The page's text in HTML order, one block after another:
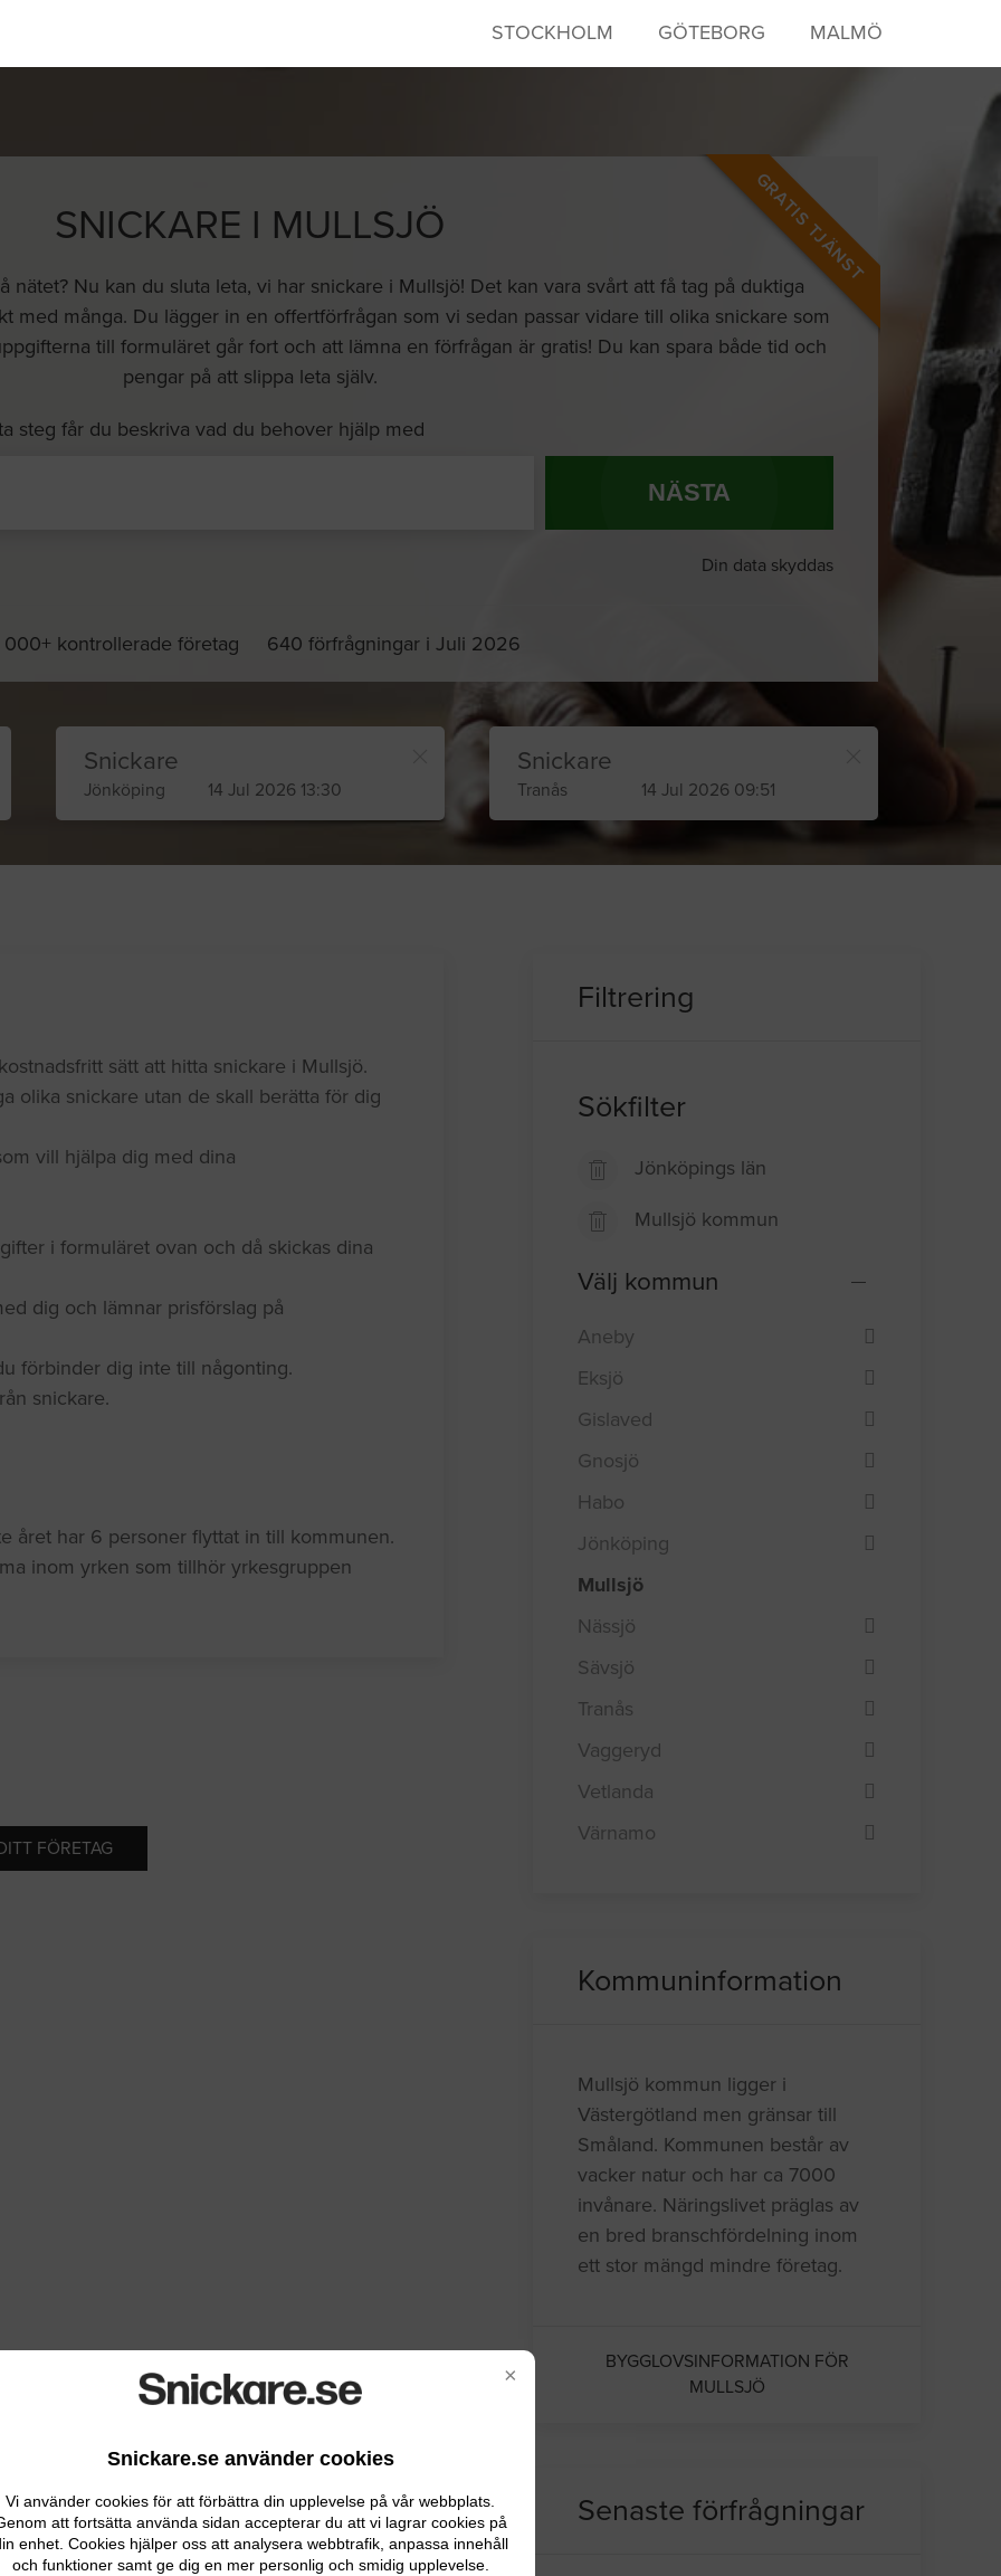
×
Snickare.se använder cookies
Vi använder cookies för att förbättra din upplevelse på vår webbplats.
att fortsätta använda sidan accepterar du att vi lagrar cookies på
enhet. Cookies hjälper oss att analysera webbtrafik, anpassa innehåll
och funktioner samt ge dig en mer personlig och smidig upplevelse.
STOCKHOLM GÖTEBORG MALMÖ
GRATIS TJÄNST
SNICKARE I MULLSJÖ
nätet? Nu kan du sluta leta, vi har snickare i Mullsjö! Det kan vara svårt att få tag på duktiga
med många. Du lägger in en offertförfrågan som vi sedan passar vidare till olika snickare som
till formuläret går fort och att lämna en förfrågan är gratis! Du kan spara både tid och
pengar på att slippa leta själv.
steg får du beskriva vad du behover hjälp med
NÄSTA
Din data skyddas
000+ kontrollerade företag 640 förfrågningar i Juli 2026
Snickare
Jönköping 14 Jul 2026 13:30
Snickare
Tranås 14 Jul 2026 09:51
sätt att hitta snickare i Mullsjö.
olika snickare utan de skall berätta för dig
vill hjälpa dig med dina
i formuläret ovan och då skickas dina
dig och lämnar prisförslag på
förbinder dig inte till någonting.
snickare.
året har 6 personer flyttat in till kommunen.
inom yrken som tillhör yrkesgruppen
FÖRETAG
Filtrering
Sökfilter
Jönköpings län
Mullsjö kommun
Välj kommun
Aneby
Eksjö
Gislaved
Gnosjö
Habo
Jönköping
Mullsjö
Nässjö
Sävsjö
Tranås
Vaggeryd
Vetlanda
Värnamo
Kommuninformation
Mullsjö kommun ligger i
Västergötland men gränsar till
Småland. Kommunen består av
vacker natur och har ca 7000
invånare. Näringslivet präglas av
en bred branschfördelning inom
ett stor mängd mindre företag.
BYGGLOVSINFORMATION FÖR
MULLSJÖ
Senaste förfrågningar